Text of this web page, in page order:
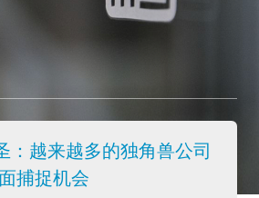
：越来越多的独角兽公司
捕捉机会